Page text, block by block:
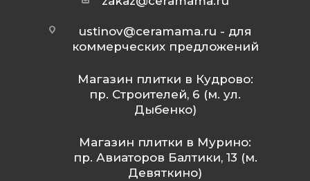
ustinov@ceramama.ru - для
коммерческих предложений
Магазин плитки в Кудрово:
пр. Строителей, 6 (м. ул.
Дыбенко)
Магазин плитки в Мурино:
пр. Авиаторов Балтики, 13 (м.
Девяткино)